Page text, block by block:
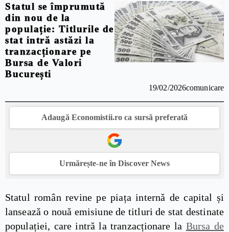
Statul se împrumută
din nou de la
populație: Titlurile de
stat intră astăzi la
tranzacționare pe
Bursa de Valori
București
19/02/2026comunicare
Adaugă Economistii.ro ca sursă preferată
Urmărește-ne în Discover News
Statul român revine pe piața internă de capital și
lansează o nouă emisiune de titluri de stat destinate
populației, care intră la tranzacționare la Bursa de